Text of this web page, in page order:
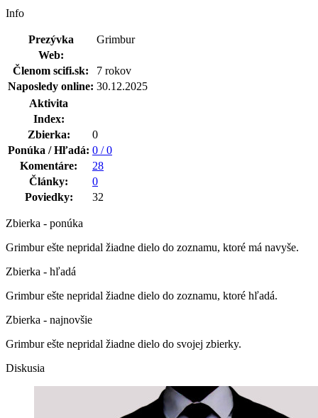
Info
Prezývka
Grimbur
Web:
Členom scifi.sk:
7 rokov
Naposledy online: 30.12.2025
Aktivita
Index:
Zbierka:
0
Ponúka / Hľadá: 0 / 0
Komentáre:
28
Články:
0
Poviedky:
32
Zbierka - ponúka
Grimbur ešte nepridal žiadne dielo do zoznamu, ktoré má navyše.
Zbierka - hľadá
Grimbur ešte nepridal žiadne dielo do zoznamu, ktoré hľadá.
Zbierka - najnovšie
Grimbur ešte nepridal žiadne dielo do svojej zbierky.
Diskusia